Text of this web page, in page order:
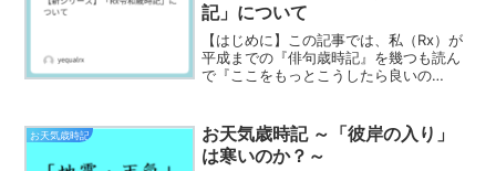
記」について
【はじめに】この記事では、私（Rx）が
平成までの『俳句歳時記』を幾つも読ん
で『ここをもっとこうしたら良いの
て公開している新シリーズについてまと
めていきます。１．「ハッ...
お天気歳時記
お天気歳時記 ～「彼岸の入り」
は寒いのか？～